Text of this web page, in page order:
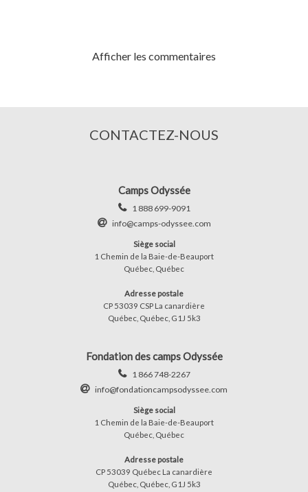
Afficher les commentaires
CONTACTEZ-NOUS
Camps Odyssée
1 888 699-9091
info@camps-odyssee.com
Siège social
1 Chemin de la Baie-de-Beauport
Québec, Québec
Adresse postale
CP 53039 CSP La canardière
Québec, Québec, G1J 5k3
Fondation des camps Odyssée
1 866 748-2267
info@fondationcampsodyssee.com
Siège social
1 Chemin de la Baie-de-Beauport
Québec, Québec
Adresse postale
CP 53039 Québec La canardière
Québec, Québec, G1J 5k3